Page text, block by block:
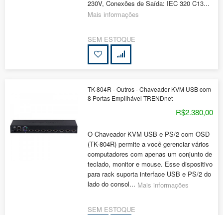
230V, Conexões de Saída: IEC 320 C13...
Mais informações
SEM ESTOQUE
TK-804R - Outros - Chaveador KVM USB com
8 Portas Empilhável TRENDnet
R$2.380,00
O Chaveador KVM USB e PS/2 com OSD
(TK-804R) permite a você gerenciar vários
computadores com apenas um conjunto de
teclado, monitor e mouse. Esse dispositivo
para rack suporta interface USB e PS/2 do
lado do consol... Mais informações
SEM ESTOQUE